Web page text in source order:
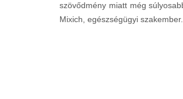
szövődmény miatt még
Mixich, egészségügyi szakember.